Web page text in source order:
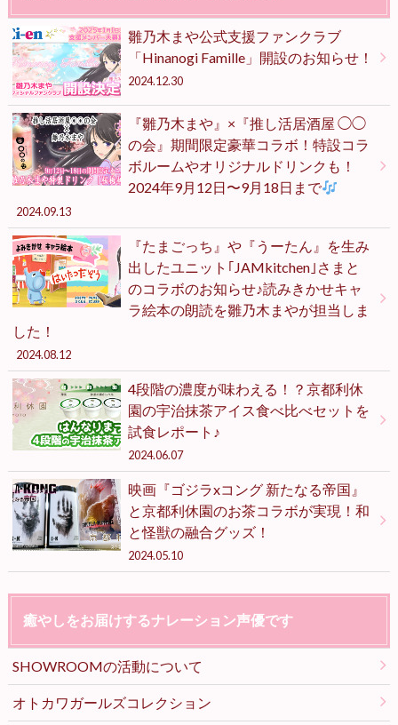
雛乃木まや公式支援ファンクラブ
「Hinanogi Famille」開設のお知らせ！
2024.12.30
『雛乃木まや』×『推し活居酒屋 ◯◯
の会』期間限定豪華コラボ！特設コラ
ボルームやオリジナルドリンクも！
2024年9月12日〜9月18日まで
2024.09.13
『たまごっち』や『うーたん』を生み
出したユニット｢JAMkitchen｣さまと
のコラボのお知らせ♪読みきかせキャ
ラ絵本の朗読を雛乃木まやが担当しま
した！
2024.08.12
4段階の濃度が味わえる！？京都利休
園の宇治抹茶アイス食べ比べセットを
試食レポート♪
2024.06.07
映画『ゴジラxコング 新たなる帝国』
と京都利休園のお茶コラボが実現！和
と怪獣の融合グッズ！
2024.05.10
癒やしをお届けするナレーション声優です
SHOWROOMの活動について
オトカワガールズコレクション